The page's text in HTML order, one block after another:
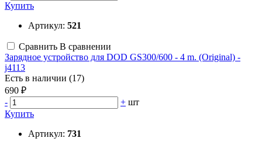
Купить
Артикул: 521
Сравнить В сравнении
Зарядное устройство для DOD GS300/600 - 4 m. (Original) -
j4113
Есть в наличии (17)
690 ₽
-
+ шт
Купить
Артикул: 731